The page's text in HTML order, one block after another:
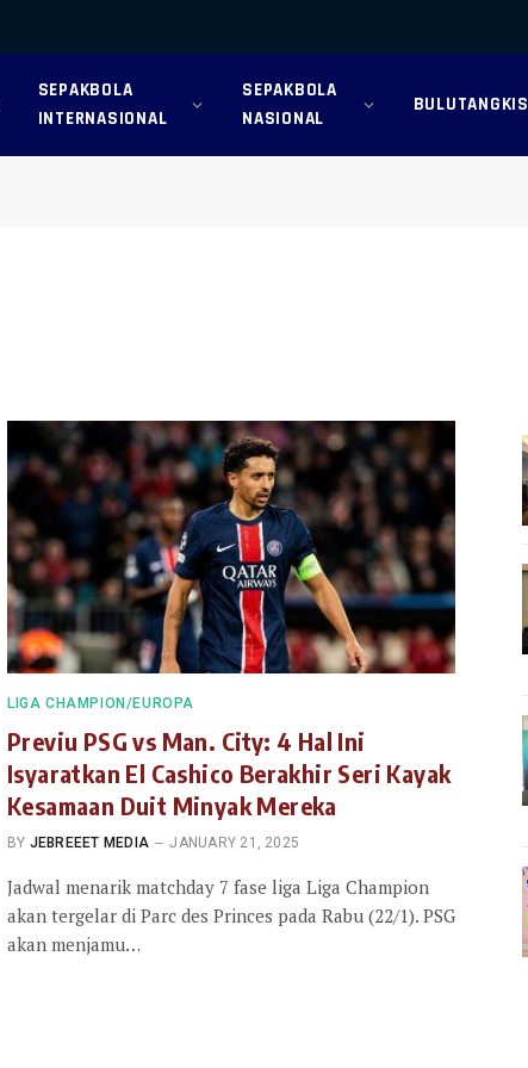
SEPAKBOLA
INTERNASIONAL
SEPAKBOLA
NASIONAL
BULUTANGKIS
LIGA CHAMPION/EUROPA
Previu PSG vs Man. City: 4 Hal Ini
Isyaratkan El Cashico Berakhir Seri Kayak
Kesamaan Duit Minyak Mereka
BY JEBREEET MEDIA JANUARY 21, 2025
Jadwal menarik matchday 7 fase liga Liga Champion
akan tergelar di Parc des Princes pada Rabu (22/1). PSG
akan menjamu…